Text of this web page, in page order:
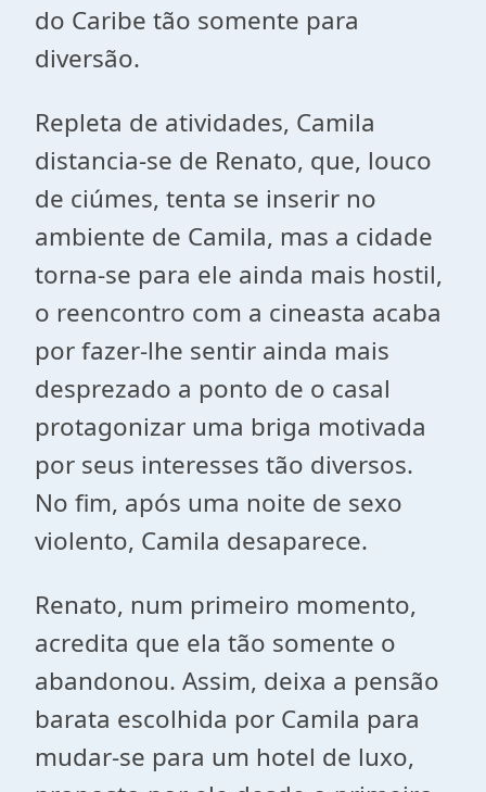
do Caribe tão somente para
diversão.
Repleta de atividades, Camila
distancia-se de Renato, que, louco
de ciúmes, tenta se inserir no
ambiente de Camila, mas a cidade
torna-se para ele ainda mais hostil,
o reencontro com a cineasta acaba
por fazer-lhe sentir ainda mais
desprezado a ponto de o casal
protagonizar uma briga motivada
por seus interesses tão diversos.
No fim, após uma noite de sexo
violento, Camila desaparece.
Renato, num primeiro momento,
acredita que ela tão somente o
abandonou. Assim, deixa a pensão
barata escolhida por Camila para
mudar-se para um hotel de luxo,